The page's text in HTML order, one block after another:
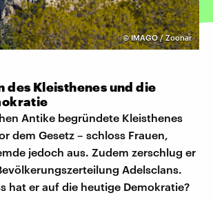
©IMAGO / Zoonar
des Kleisthenes und die
Antike begründete Kleisthenes
dem Gesetz – schloss Frauen,
jedoch aus. Zudem zerschlug er
Adelsclans.
hat er auf die heutige Demokratie?